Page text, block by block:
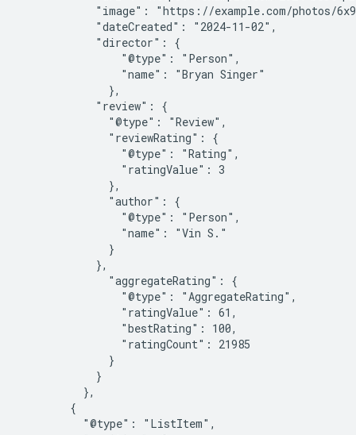
"image": "https://example.com/photos/
            "dateCreated": "2024-11-02",
            "director": {
                "@type": "Person",
                "name": "Bryan Singer"
              },
            "review": {
              "@type": "Review",
              "reviewRating": {
                "@type": "Rating",
                "ratingValue": 3
              },
              "author": {
                "@type": "Person",
                "name": "Vin S."
              }
            },
              "aggregateRating": {
                "@type": "AggregateRating",
                "ratingValue": 61,
                "bestRating": 100,
                "ratingCount": 21985
              }
            }
          },
        {
          "@type": "ListItem",